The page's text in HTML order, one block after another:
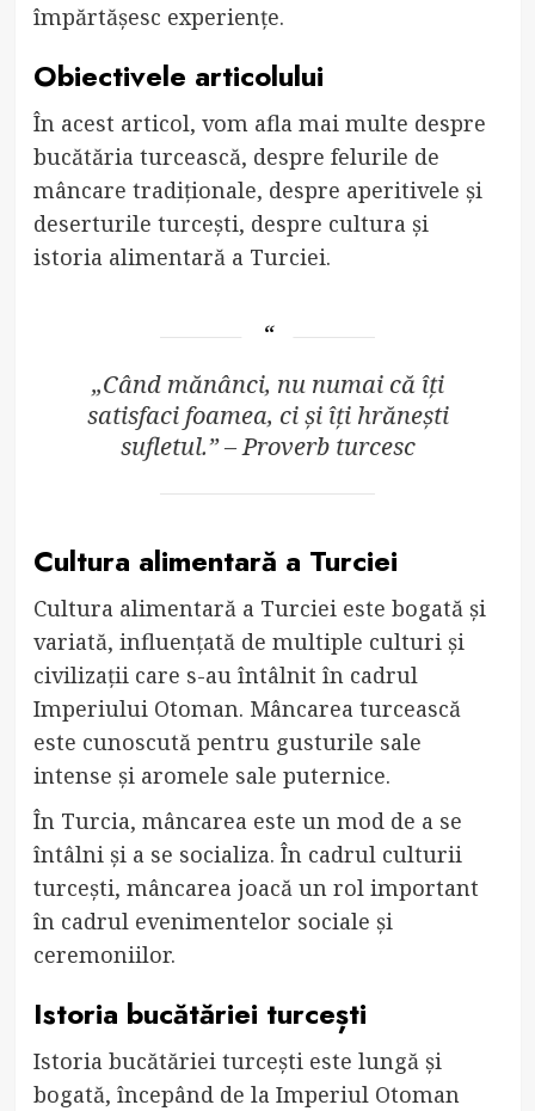
împărtășesc experiențe.
Obiectivele articolului
În acest articol, vom afla mai multe despre
bucătăria turcească, despre felurile de
mâncare tradiționale, despre aperitivele și
deserturile turcești, despre cultura și
istoria alimentară a Turciei.
„Când mănânci, nu numai că îți
satisfaci foamea, ci și îți hrănești
sufletul.” – Proverb turcesc
Cultura alimentară a Turciei
Cultura alimentară a Turciei este bogată și
variată, influențată de multiple culturi și
civilizații care s-au întâlnit în cadrul
Imperiului Otoman. Mâncarea turcească
este cunoscută pentru gusturile sale
intense și aromele sale puternice.
În Turcia, mâncarea este un mod de a se
întâlni și a se socializa. În cadrul culturii
turcești, mâncarea joacă un rol important
în cadrul evenimentelor sociale și
ceremoniilor.
Istoria bucătăriei turcești
Istoria bucătăriei turcești este lungă și
bogată, începând de la Imperiul Otoman